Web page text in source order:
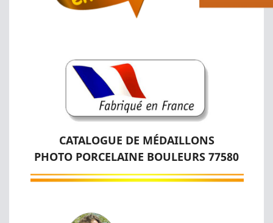
CATALOGUE DE MÉDAILLONS
PHOTO PORCELAINE BOULEURS 77580